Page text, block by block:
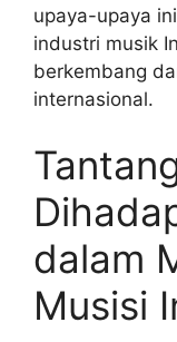
upaya-upaya
industri musik
berkembang
internasional.
dalam
Musisi